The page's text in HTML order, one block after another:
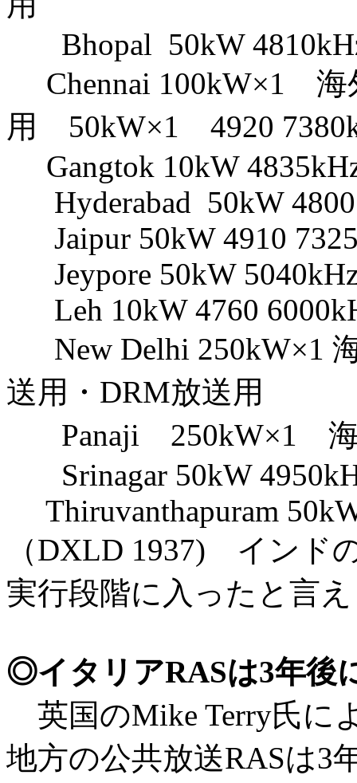
Bhopal 50kW
Chennai 100kW×1 海
用 50kW×1 4920
Gangtok 10kW
Hyderabad 50kW 4800
Jaipur 50kW 4910
Jeypore 50kW
Leh 10kW 4760
New Delhi 250kW×1
送用・DRM放送用
Panaji 250kW×1 海
Srinagar 50kW
Thiruvanthapuram
（DXLD 1937) インド
実行段階に入ったと言
◎イタリアRASは3年後
英国のMike Terry氏に
地方の公共放送RASは3